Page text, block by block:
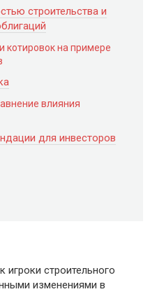
строительства и
котировок на примере
влияния
для инвесторов
игроки строительного
изменениями в